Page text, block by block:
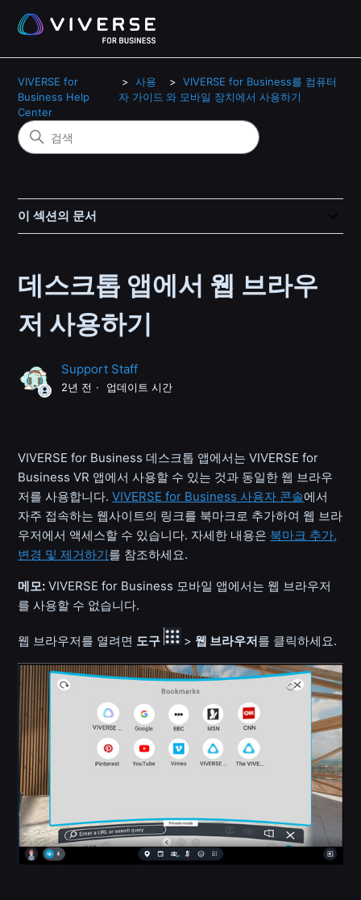
VIVERSE for
Business Help
Center
사용
자 가이드
VIVERSE for Business를 컴퓨터
와 모바일 장치에서 사용하기
이 섹션의 문서
데스크톱 앱에서 웹 브라우
저 사용하기
Support Staff
2년 전 업데이트 시간
VIVERSE for Business 데스크톱 앱에서는 VIVERSE for
Business VR 앱에서 사용할 수 있는 것과 동일한 웹 브라우
저를 사용합니다.VIVERSE for Business 사용자 콘솔에서
자주 접속하는 웹사이트의 링크를 북마크로 추가하여 웹 브라
우저에서 액세스할 수 있습니다. 자세한 내용은 북마크 추가,
변경 및 제거하기를 참조하세요.
메모: VIVERSE for Business 모바일 앱에서는 웹 브라우저
를 사용할 수 없습니다.
웹 브라우저를 열려면 도구 > 웹 브라우저를 클릭하세요.